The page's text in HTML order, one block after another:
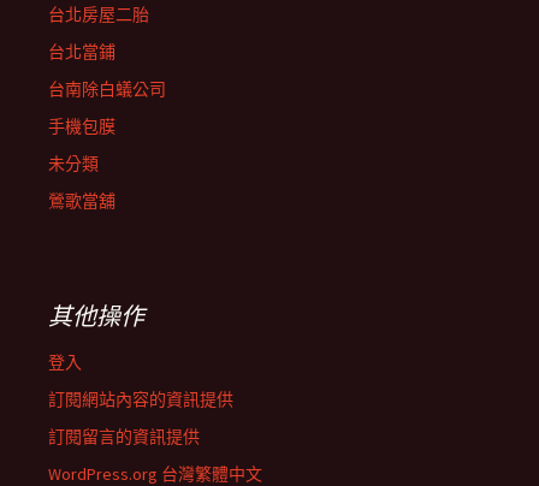
台北房屋二胎
台北當鋪
台南除白蟻公司
手機包膜
未分類
鶯歌當舖
其他操作
登入
訂閱網站內容的資訊提供
訂閱留言的資訊提供
WordPress.org 台灣繁體中文